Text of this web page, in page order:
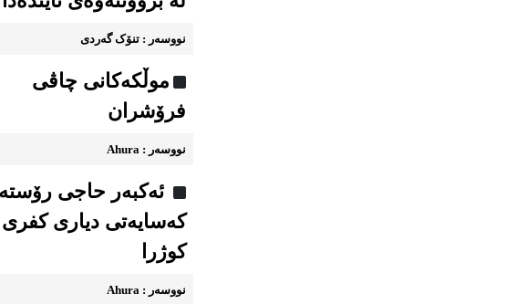
نووسه‌ر : تنۆک گەردی
موڵکەکانی چاڤی
فرۆشران
نووسه‌ر : Ahura
ئەکبەر حاجی
کەسایەتی دیاری کفری
کوژرا
نووسه‌ر : Ahura